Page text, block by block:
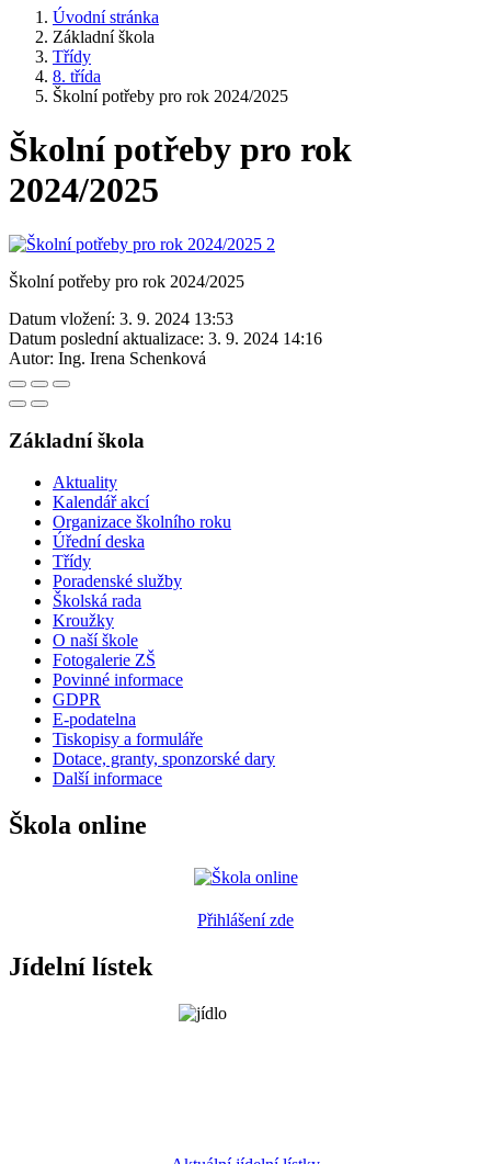
Úvodní stránka
Základní škola
Třídy
8. třída
Školní potřeby pro rok 2024/2025
Školní potřeby pro rok
2024/2025
Školní potřeby pro rok 2024/2025
Datum vložení: 3. 9. 2024 13:53
Datum poslední aktualizace: 3. 9. 2024 14:16
Autor: Ing. Irena Schenková
Základní škola
Aktuality
Kalendář akcí
Organizace školního roku
Úřední deska
Třídy
Poradenské služby
Školská rada
Kroužky
O naší škole
Fotogalerie ZŠ
Povinné informace
GDPR
E-podatelna
Tiskopisy a formuláře
Dotace, granty, sponzorské dary
Další informace
Škola online
Přihlášení zde
Jídelní lístek